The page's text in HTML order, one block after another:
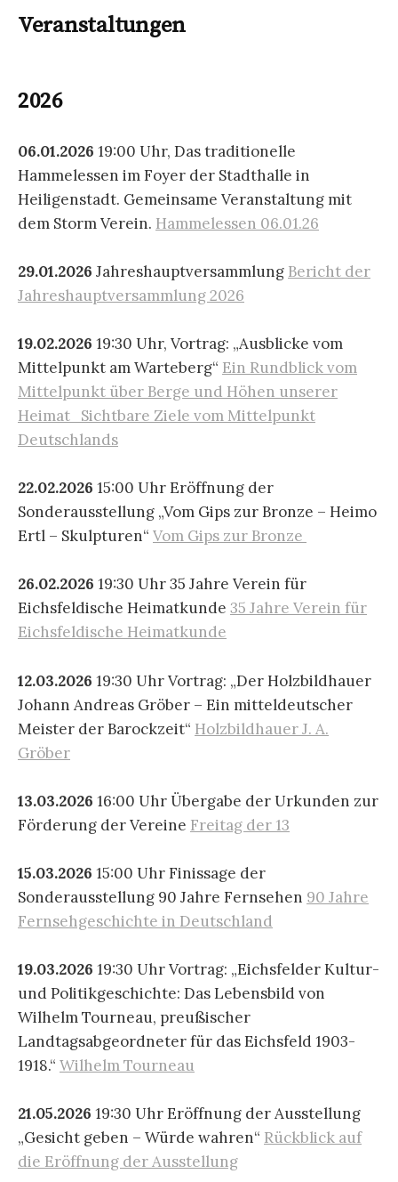
Veranstaltungen
2026
06.01.2026 19:00 Uhr, Das traditionelle
Hammelessen im Foyer der Stadthalle in
Heiligenstadt. Gemeinsame Veranstaltung mit
dem Storm Verein. Hammelessen 06.01.26
29.01.2026 Jahreshauptversammlung Bericht der
Jahreshauptversammlung 2026
19.02.2026 19:30 Uhr, Vortrag: „Ausblicke vom
Mittelpunkt am Warteberg“ Ein Rundblick vom
Mittelpunkt über Berge und Höhen unserer
Heimat Sichtbare Ziele vom Mittelpunkt
Deutschlands
22.02.2026 15:00 Uhr Eröffnung der
Sonderausstellung „Vom Gips zur Bronze – Heimo
Ertl – Skulpturen“ Vom Gips zur Bronze
26.02.2026 19:30 Uhr 35 Jahre Verein für
Eichsfeldische Heimatkunde 35 Jahre Verein für
Eichsfeldische Heimatkunde
12.03.2026 19:30 Uhr Vortrag: „Der Holzbildhauer
Johann Andreas Gröber – Ein mitteldeutscher
Meister der Barockzeit“ Holzbildhauer J. A.
Gröber
13.03.2026 16:00 Uhr Übergabe der Urkunden zur
Förderung der Vereine Freitag der 13
15.03.2026 15:00 Uhr Finissage der
Sonderausstellung 90 Jahre Fernsehen 90 Jahre
Fernsehgeschichte in Deutschland
19.03.2026 19:30 Uhr Vortrag: „Eichsfelder Kultur-
und Politikgeschichte: Das Lebensbild von
Wilhelm Tourneau, preußischer
Landtagsabgeordneter für das Eichsfeld 1903-
1918.“ Wilhelm Tourneau
21.05.2026 19:30 Uhr Eröffnung der Ausstellung
„Gesicht geben – Würde wahren“ Rückblick auf
die Eröffnung der Ausstellung